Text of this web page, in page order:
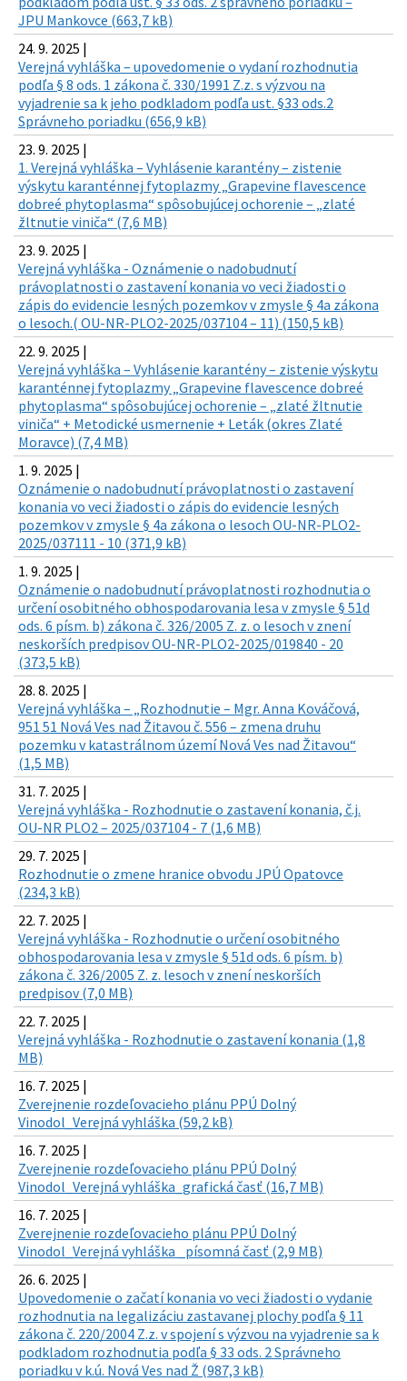
JPU Mankovce (663,7 kB)
24. 9. 2025 |
Verejná vyhláška – upovedomenie o vydaní rozhodnutia
podľa § 8 ods. 1 zákona č. 330/1991 Z.z. s výzvou na
vyjadrenie sa k jeho podkladom podľa ust. §33 ods.2
Správneho poriadku (656,9 kB)
23. 9. 2025 |
1. Verejná vyhláška – Vyhlásenie karantény – zistenie
výskytu karanténnej fytoplazmy „Grapevine flavescence
dobreé phytoplasma“ spôsobujúcej ochorenie – „zlaté
žltnutie viniča“ (7,6 MB)
23. 9. 2025 |
Verejná vyhláška - Oznámenie o nadobudnutí
právoplatnosti o zastavení konania vo veci žiadosti o
zápis do evidencie lesných pozemkov v zmysle § 4a zákona
o lesoch.( OU-NR-PLO2-2025/037104 – 11) (150,5 kB)
22. 9. 2025 |
Verejná vyhláška – Vyhlásenie karantény – zistenie výskytu
karanténnej fytoplazmy „Grapevine flavescence dobreé
phytoplasma“ spôsobujúcej ochorenie – „zlaté žltnutie
viniča“ + Metodické usmernenie + Leták (okres Zlaté
Moravce) (7,4 MB)
1. 9. 2025 |
Oznámenie o nadobudnutí právoplatnosti o zastavení
konania vo veci žiadosti o zápis do evidencie lesných
pozemkov v zmysle § 4a zákona o lesoch OU-NR-PLO2-
2025/037111 - 10 (371,9 kB)
1. 9. 2025 |
Oznámenie o nadobudnutí právoplatnosti rozhodnutia o
určení osobitného obhospodarovania lesa v zmysle § 51d
ods. 6 písm. b) zákona č. 326/2005 Z. z. o lesoch v znení
neskorších predpisov OU-NR-PLO2-2025/019840 - 20
(373,5 kB)
28. 8. 2025 |
Verejná vyhláška – „Rozhodnutie – Mgr. Anna Kováčová,
951 51 Nová Ves nad Žitavou č. 556 – zmena druhu
pozemku v katastrálnom území Nová Ves nad Žitavou“
(1,5 MB)
31. 7. 2025 |
Verejná vyhláška - Rozhodnutie o zastavení konania, č.j.
OU-NR PLO2 – 2025/037104 - 7 (1,6 MB)
29. 7. 2025 |
Rozhodnutie o zmene hranice obvodu JPÚ Opatovce
(234,3 kB)
22. 7. 2025 |
Verejná vyhláška - Rozhodnutie o určení osobitného
obhospodarovania lesa v zmysle § 51d ods. 6 písm. b)
zákona č. 326/2005 Z. z. lesoch v znení neskorších
predpisov (7,0 MB)
22. 7. 2025 |
Verejná vyhláška - Rozhodnutie o zastavení konania (1,8
MB)
16. 7. 2025 |
Zverejnenie rozdeľovacieho plánu PPÚ Dolný
Vinodol_Verejná vyhláška (59,2 kB)
16. 7. 2025 |
Zverejnenie rozdeľovacieho plánu PPÚ Dolný
Vinodol_Verejná vyhláška_grafická časť (16,7 MB)
16. 7. 2025 |
Zverejnenie rozdeľovacieho plánu PPÚ Dolný
Vinodol_Verejná vyhláška _písomná časť (2,9 MB)
26. 6. 2025 |
Upovedomenie o začatí konania vo veci žiadosti o vydanie
rozhodnutia na legalizáciu zastavanej plochy podľa § 11
zákona č. 220/2004 Z.z. v spojení s výzvou na vyjadrenie sa k
podkladom rozhodnutia podľa § 33 ods. 2 Správneho
poriadku v k.ú. Nová Ves nad Ž (987,3 kB)